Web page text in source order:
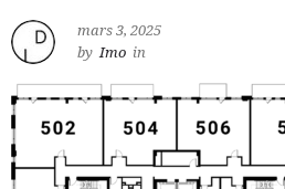
mars 3, 2025
by Imo in